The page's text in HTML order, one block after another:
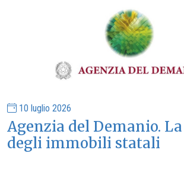
10 luglio 2026
Agenzia del Demanio.
degli immobili statali